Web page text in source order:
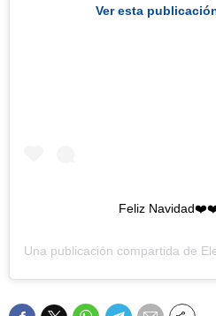
Ver esta
Feliz
Una publicación compartida de